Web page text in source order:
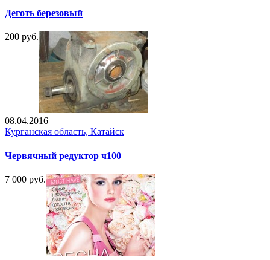
Деготь березовый
200 руб.
08.04.2016
Курганская область, Катайск
Червячный редуктор ч100
7 000 руб.